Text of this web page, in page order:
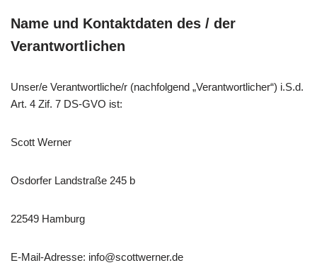
Name und Kontaktdaten des / der
Verantwortlichen
Unser/e Verantwortliche/r (nachfolgend „Verantwortlicher“) i.S.d.
Art. 4 Zif. 7 DS-GVO ist:
Scott Werner
Osdorfer Landstraße 245 b
22549 Hamburg
E-Mail-Adresse: info@scottwerner.de